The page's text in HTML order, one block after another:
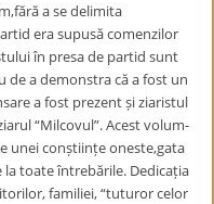
a se delimita
era supusă comenzilor
în presa de partid sunt
de a demonstra că a fost un
a fost prezent și ziaristul
“Milcovul”. Acest volum-
unei conștiințe oneste,gata
toate întrebările. Dedicația
familiei, “tuturor celor